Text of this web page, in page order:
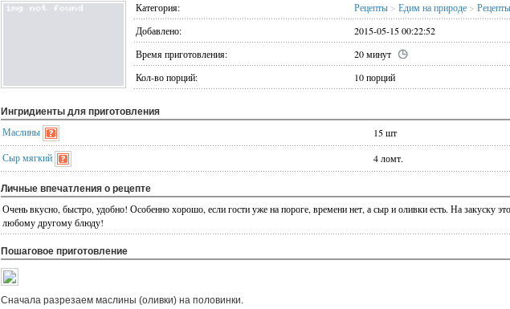
Категория: Рецепты > Едим на природе >
Добавлено:
2015-05-15 00:22:52
Время приготовления:
20 минут
Кол-во порций:
10 порций
Ингридиенты для приготовления
Маслины
15 шт
Сыр мягкий
4 ломт.
Личные впечатления о рецепте
Очень вкусно, быстро, удобно! Особенно хорошо, если гости уже на пороге, времени нет, а сыр и оливки есть. На закуску
любому другому блюду!
Пошаговое приготовление
Сначала разрезаем маслины (оливки) на половинки.